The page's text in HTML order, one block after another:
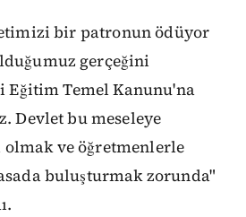
bir patronun ödüyor
gerçeğini
Temel Kanunu'na
Devlet bu meseleye
ve öğretmenlerle
buluşturmak zorunda"